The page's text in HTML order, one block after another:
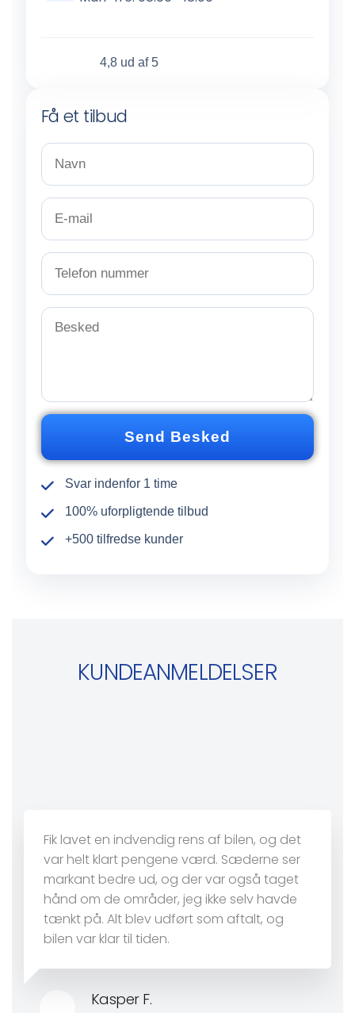
4,8 ud af 5
Få et tilbud
N
v
n
E
m
a
l
*
T
l
e
u
m
e
B
d
*
Send Besked
Svar indenfor 1 time
100% uforpligtende tilbud
+500 tilfredse kunder
KUNDEANMELDELSER
Fik lavet en indvendig rens af bilen, og det
var helt klart pengene værd. Sæderne ser
markant bedre ud, og der var også taget
hånd om de områder, jeg ikke selv havde
tænkt på. Alt blev udført som aftalt, og
bilen var klar til tiden.
Kasper F.